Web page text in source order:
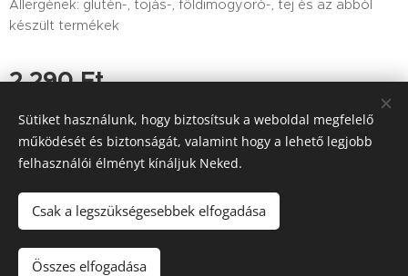
Allergének: glutén-, tojás-, földimogyoró-, tej és az abból
készült termékek
2 290Ft
Tutajos Vendéglő / A Tutajos házhoz viszi a minőséget
Információk
Sütik
Sütiket használunk, hogy biztosítsuk a weboldal megfelelő
működését és biztonságát, valamint hogy a lehető legjobb
felhasználói élményt kínáljuk Neked.
Csak a legszükségesebbek elfogadása
Összes elfogadása